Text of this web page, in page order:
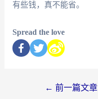
有些钱，真不能省。
Spread the love
← 前一篇文章